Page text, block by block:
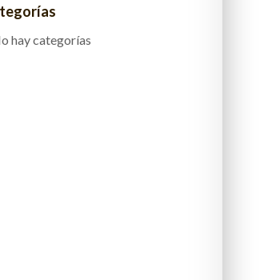
hay categorías